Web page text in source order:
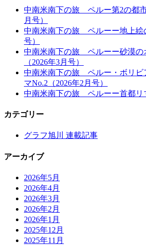
中南米南下の旅 ペルー第2の都
月号）
中南米南下の旅 ペルーー地上絵
号）
中南米南下の旅 ペルーー砂漠の
（2026年3月号）
中南米南下の旅 ペルー・ボリ
マNo.2（2026年2月号）
中南米南下の旅 ペルーー首都リ
カテゴリー
グラフ旭川 連載記事
アーカイブ
2026年5月
2026年4月
2026年3月
2026年2月
2026年1月
2025年12月
2025年11月